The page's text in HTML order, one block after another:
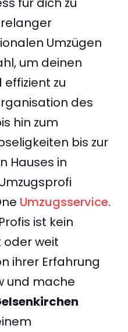
Umzügen
um deinen
zu
des
hin zum
bis zur
Hauses in
Umzugsservice.
ist kein
oder weit
ihrer Erfahrung
und mache